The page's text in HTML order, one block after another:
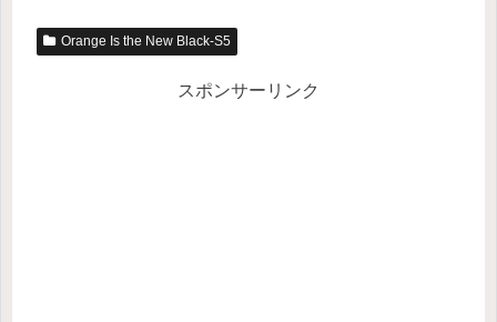
Orange Is the New Black-S5
スポンサーリンク